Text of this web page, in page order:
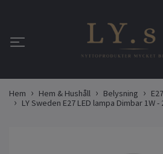
Hem Hem & Hushåll Belysning
LY Sweden E27 LED lampa Dimbar 1W -